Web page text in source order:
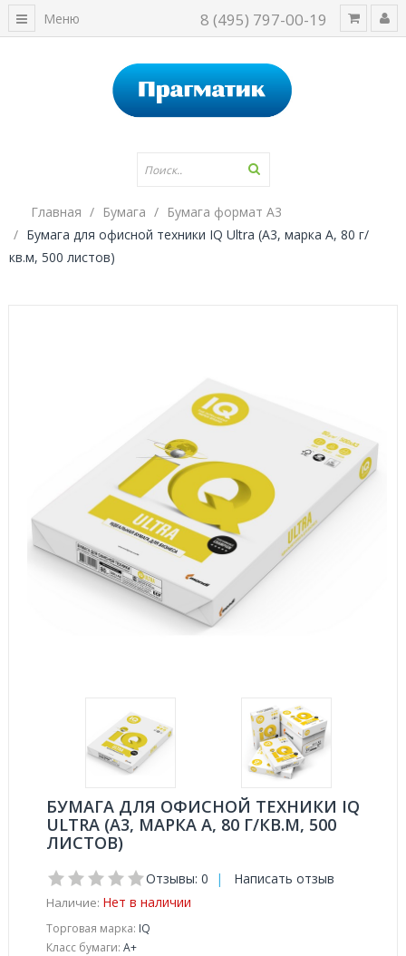
8 (495) 797-00-19
Меню
Главная Бумага
Бумага формат А3
Бумага для офисной техники IQ Ultra (А3, марка A, 80 г/
кв.м, 500 листов)
БУМАГА ДЛЯ ОФИСНОЙ ТЕХНИКИ IQ
ULTRA (А3, МАРКА A, 80 Г/КВ.М, 500
ЛИСТОВ)
Отзывы: 0 | Написать отзыв
Наличие: Нет в наличии
Торговая марка: IQ
Класс бумаги: A+